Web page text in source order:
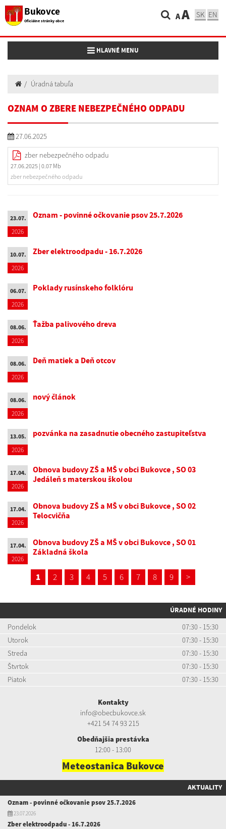
Bukovce
Oficiálne stránky obce AA SK EN
Toggle navigation
HLAVNÉ MENU
Úradná tabuľa
OZNAM O ZBERE NEBEZPEČNÉHO ODPADU
27.06.2025
zber nebezpečného odpadu
27.06.2025 | 0.07 Mb
zber nebezpečného odpadu
23.07.
2026
Oznam - povinné očkovanie psov 25.7.2026
10.07.
2026
Zber elektroodpadu - 16.7.2026
06.07.
2026
Poklady rusínskeho folklóru
08.06.
2026
Ťažba palivového dreva
08.06.
2026
Deň matiek a Deň otcov
08.06.
2026
nový článok
13.05.
2026
pozvánka na zasadnutie obecného zastupiteľstva
17.04.
2026
Obnova budovy ZŠ a MŠ v obci Bukovce , SO 03
Jedáleň s materskou školou
17.04.
2026
Obnova budovy ZŠ a MŠ v obci Bukovce , SO 02
Telocvičňa
17.04.
2026
Obnova budovy ZŠ a MŠ v obci Bukovce , SO 01
Základná škola
1 2 3 4 5 6 7 8 9 >
ÚRADNÉ HODINY
Pondelok
07:30 - 15:30
Utorok
07:30 - 15:30
Streda
07:30 - 15:30
Štvrtok
07:30 - 15:30
Piatok
07:30 - 15:30
Kontakty
info@obecbukovce.sk
+421 54 74 93 215
Obedňajšia prestávka
12:00 - 13:00
Meteostanica Bukovce
AKTUALITY
Oznam - povinné očkovanie psov 25.7.2026
23.07.2026
Zber elektroodpadu - 16.7.2026